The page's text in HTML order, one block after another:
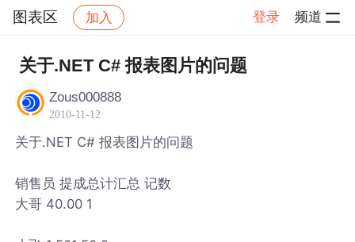
图表区 加入 登录 频道
社区 图表区 帖子详情
关于.NET C# 报表图片的问题
Zous000888
2010-11-12
关于.NET C# 报表图片的问题
销售员 提成总计汇总 记数
大哥 40.00 1